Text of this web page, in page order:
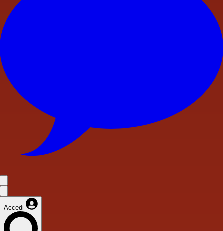
Accedi